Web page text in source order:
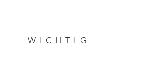
WICHTIG